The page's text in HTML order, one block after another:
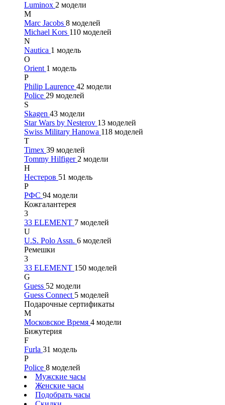
Luminox 2 модели
M
Marc Jacobs 8 моделей
Michael Kors 110 моделей
N
Nautica 1 модель
O
Orient 1 модель
P
Philip Laurence 42 модели
Police 29 моделей
S
Skagen 43 модели
Star Wars by Nesterov 13 моделей
Swiss Military Hanowa 118 моделей
T
Timex 39 моделей
Tommy Hilfiger 2 модели
Н
Нестеров 51 модель
Р
РФС 94 модели
Кожгалантерея
3
33 ELEMENT 7 моделей
U
U.S. Polo Assn. 6 моделей
Ремешки
3
33 ELEMENT 150 моделей
G
Guess 52 модели
Guess Connect 5 моделей
Подарочные сертификаты
М
Московское Время 4 модели
Бижутерия
F
Furla 31 модель
P
Police 8 моделей
Мужские часы
Женские часы
Подобрать часы